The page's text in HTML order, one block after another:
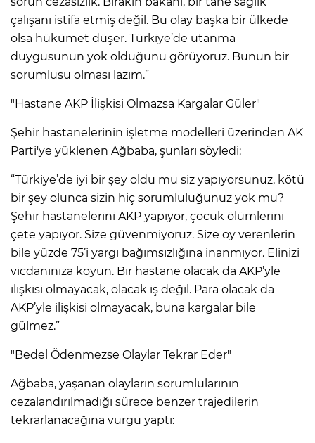
çalışanı istifa etmiş değil. Bu olay başka bir ülkede
olsa hükümet düşer. Türkiye’de utanma
duygusunun yok olduğunu görüyoruz. Bunun bir
sorumlusu olması lazım.”
"Hastane AKP İlişkisi Olmazsa Kargalar Güler"
Şehir hastanelerinin işletme modelleri üzerinden AK
Parti'ye yüklenen Ağbaba, şunları söyledi:
“Türkiye’de iyi bir şey oldu mu siz yapıyorsunuz, kötü
bir şey olunca sizin hiç sorumluluğunuz yok mu?
Şehir hastanelerini AKP yapıyor, çocuk ölümlerini
çete yapıyor. Size güvenmiyoruz. Size oy verenlerin
bile yüzde 75’i yargı bağımsızlığına inanmıyor. Elinizi
vicdanınıza koyun. Bir hastane olacak da AKP’yle
ilişkisi olmayacak, olacak iş değil. Para olacak da
AKP’yle ilişkisi olmayacak, buna kargalar bile
gülmez.”
"Bedel Ödenmezse Olaylar Tekrar Eder"
Ağbaba, yaşanan olayların sorumlularının
cezalandırılmadığı sürece benzer trajedilerin
tekrarlanacağına vurgu yaptı: